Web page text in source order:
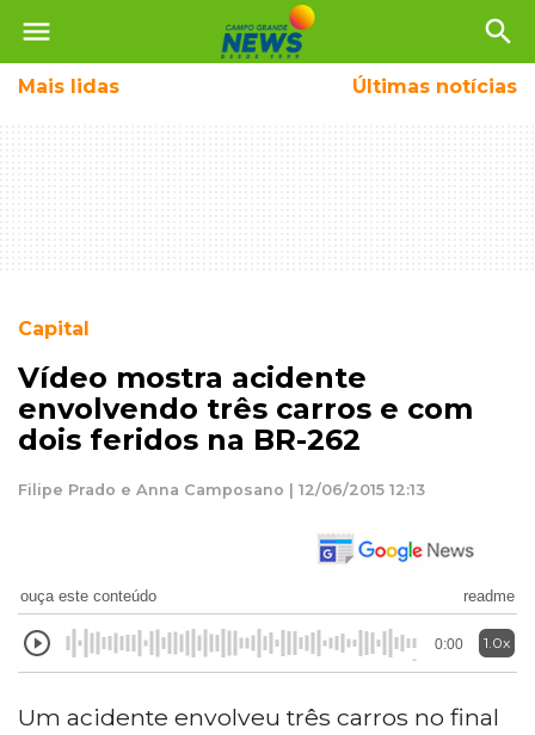
menu search
Mais lidas Últimas notícias
Capital
Vídeo mostra acidente
envolvendo três carros e com
dois feridos na BR-262
Filipe Prado e Anna Camposano | 12/06/2015 12:13
ouça este conteúdo readme
0:00 1.0x
Um acidente envolveu três carros no final